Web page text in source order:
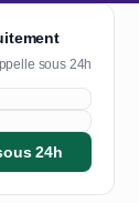
sous 24h
24h